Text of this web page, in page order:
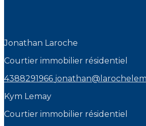
Jonathan Laroche
Courtier immobilier résidentiel
4388291966
Kym Lemay
Courtier immobilier résidentiel